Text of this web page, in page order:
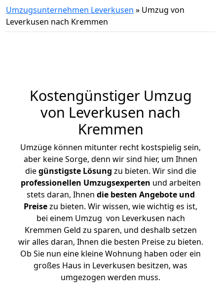
Umzugsunternehmen Leverkusen » Umzug von
Leverkusen nach Kremmen
Kostengünstiger Umzug
von Leverkusen nach
Kremmen
Umzüge können mitunter recht kostspielig sein,
aber keine Sorge, denn wir sind hier, um Ihnen
diegünstigste Lösung zu bieten. Wir sind die
professionellen Umzugsexperten und arbeiten
stets daran, Ihnen die besten Angebote und
Preisezu bieten. Wir wissen, wie wichtig es ist,
bei einem Umzug von Leverkusen nach
Kremmen Geld zu sparen, und deshalb setzen
wir alles daran, Ihnen die besten Preise zu bieten.
Ob Sie nun eine kleine Wohnung haben oder ein
großes Haus in Leverkusen besitzen, was
umgezogen werden muss.